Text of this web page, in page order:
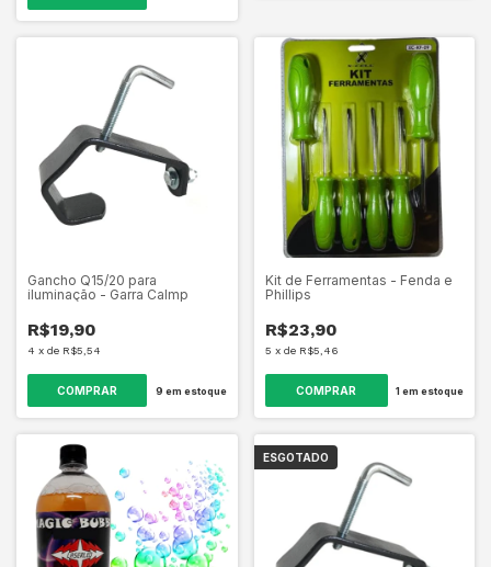
Gancho Q15/20 para
iluminação - Garra Calmp
R$19,90
4 x de R$5,54
9 em estoque
Kit de Ferramentas - Fenda e
Phillips
R$23,90
5 x de R$5,46
1 em estoque
ESGOTADO